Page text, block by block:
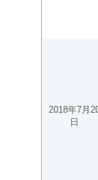
2018年7月
日